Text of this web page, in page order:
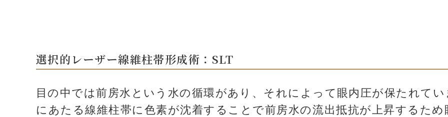
選択的レーザー線維柱帯形成術：SLT
目の中では前房水という水の循環があり、それによって眼内圧が保たれて
にあたる線維柱帯に色素が沈着することで前房水の流出抵抗が上昇するた